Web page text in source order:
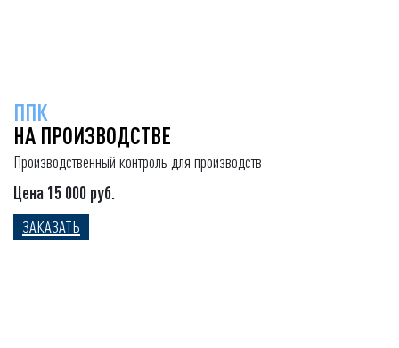
ППК
НА ПРОИЗВОДСТВЕ
Производственный контроль для производств
Цена 15 000 руб.
ЗАКАЗАТЬ